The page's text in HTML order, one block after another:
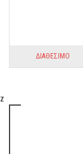
ΔΙΑΘΕΣΙΜΟ
z